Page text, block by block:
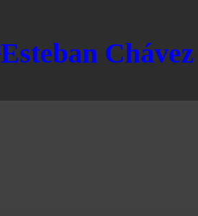
Esteban Chávez